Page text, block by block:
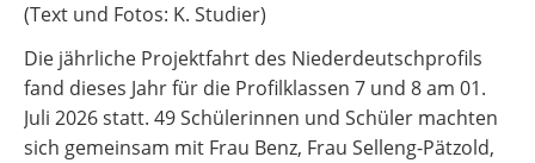
(Text und Fotos: K. Studier)
Die jährliche Projektfahrt des Niederdeutschprofils
fand dieses Jahr für die Profilklassen 7 und 8 am 01.
Juli 2026 statt. 49 Schülerinnen und Schüler machten
sich gemeinsam mit Frau Benz, Frau Selleng-Pätzold,